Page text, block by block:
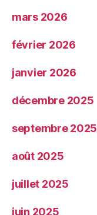
mars 2026
février 2026
janvier 2026
décembre 2025
septembre 2025
août 2025
juillet 2025
juin 2025